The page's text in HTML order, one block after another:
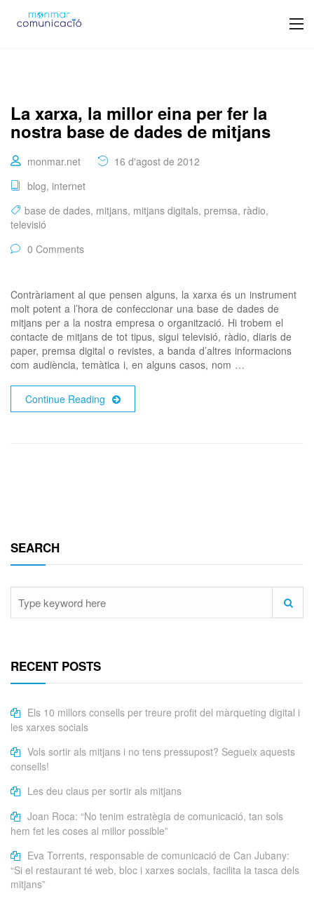
La xarxa, la millor eina per fer la
nostra base de dades de mitjans
monmar.net
16 d'agost de 2012
blog, internet
base de dades, mitjans, mitjans digitals, premsa, ràdio,
televisió
0 Comments
Contràriament al que pensen alguns, la xarxa és un instrument
molt potent a l’hora de confeccionar una base de dades de
mitjans per a la nostra empresa o organització. Hi trobem el
contacte de mitjans de tot tipus, sigui televisió, ràdio, diaris de
paper, premsa digital o revistes, a banda d’altres informacions
com audiència, temàtica i, en alguns casos, nom …
Continue Reading
SEARCH
RECENT POSTS
Els 10 millors consells per treure profit del màrqueting digital i
les xarxes socials
Vols sortir als mitjans i no tens pressupost? Segueix aquests
consells!
Les deu claus per sortir als mitjans
Joan Roca: “No tenim estratègia de comunicació, tan sols
hem fet les coses al millor possible”
Eva Torrents, responsable de comunicació de Can Jubany:
“Si el restaurant té web, bloc i xarxes socials, facilita la tasca dels
mitjans”